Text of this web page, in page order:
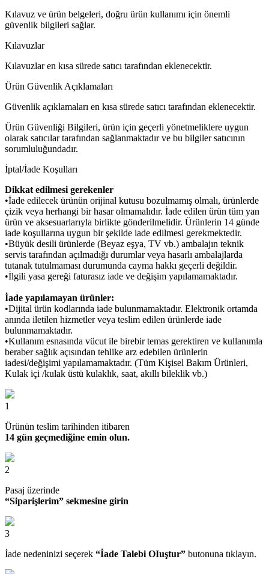
Kılavuz ve ürün belgeleri, doğru ürün kullanımı için önemli
güvenlik bilgileri sağlar.
Kılavuzlar
Kılavuzlar en kısa sürede satıcı tarafından eklenecektir.
Ürün Güvenlik Açıklamaları
Güvenlik açıklamaları en kısa sürede satıcı tarafından eklenecektir.
Ürün Güvenliği Bilgileri, ürün için geçerli yönetmeliklere uygun
olarak satıcılar tarafından sağlanmaktadır ve bu bilgiler satıcının
sorumluluğundadır.
İptal/İade Koşulları
Dikkat edilmesi gerekenler
•İade edilecek ürünün orijinal kutusu bozulmamış olmalı, ürünlerde
çizik veya herhangi bir hasar olmamalıdır. İade edilen ürün tüm yan
ürün ve aksesuarlarıyla birlikte gönderilmelidir. Ürünlerin 14 günde
iade koşullarına uygun bir şekilde iade edilmesi gerekmektedir.
•Büyük desili ürünlerde (Beyaz eşya, TV vb.) ambalajın teknik
servis tarafından açılmadığı durumlar veya hasarlı ambalajlarda
tutanak tutulmaması durumunda cayma hakkı geçerli değildir.
•İlgili yasa gereği faturasız iade ve değişim yapılamamaktadır.
İade yapılamayan ürünler:
•Dijital ürün kodlarında iade bulunmamaktadır. Elektronik ortamda
anında iletilen hizmetler veya teslim edilen ürünlerde iade
bulunmamaktadır.
•Kullanım esnasında vücut ile birebir temas gerektiren ve kullanımla
beraber sağlık açısından tehlike arz edebilen ürünlerin
iadesi/değişimi yapılamamaktadır. (Tüm Kişisel Bakım Ürünleri,
Kulak içi /kulak üstü kulaklık, saat, akıllı bileklik vb.)
1
Ürünün teslim tarihinden itibaren
14 gün geçmediğine emin olun.
2
Pasaj üzerinde
“Siparişlerim” sekmesine girin
3
İade nedeninizi seçerek “İade Talebi OIuştur” butonuna tıklayın.